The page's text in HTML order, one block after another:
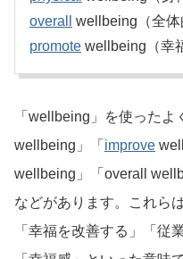
overall
wellbeing（全体
promote wellbeing（幸
「wellbeing」を使った
wellbeing」「 improve
wellbeing」「overall
などがあります。これら
「幸福を改善する」「従